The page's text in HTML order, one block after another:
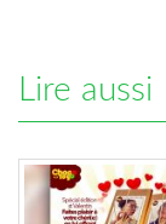
Lire aussi